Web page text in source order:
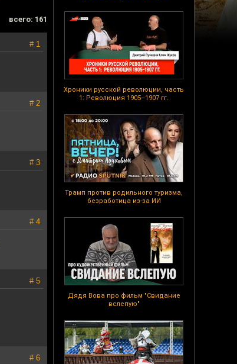
Хроники русской революции, часть
1: Революция 1905–1907 гг.
Трамп против родильного туризма,
безработица из-за ИИ
Дядя Вова про фильм "Свидание
вслепую"
всего: 161
# 1
# 2
# 3
# 4
# 5
# 6